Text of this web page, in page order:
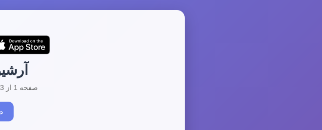
صفحه 1 از 343 | مجموع 3425 آرشیو